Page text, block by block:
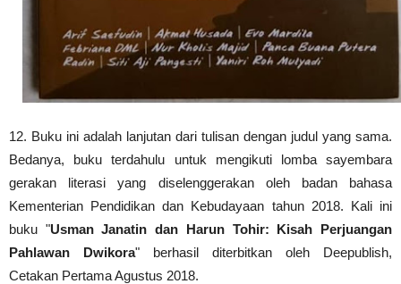
12. Buku ini adalah lanjutan dari tulisan dengan judul yang sama.
Bedanya, buku terdahulu untuk mengikuti lomba sayembara
gerakan literasi yang diselenggerakan oleh badan bahasa
Kementerian Pendidikan dan Kebudayaan tahun 2018. Kali ini
buku "Usman Janatin dan Harun Tohir: Kisah Perjuangan
Pahlawan Dwikora" berhasil diterbitkan oleh Deepublish,
Cetakan Pertama Agustus 2018.